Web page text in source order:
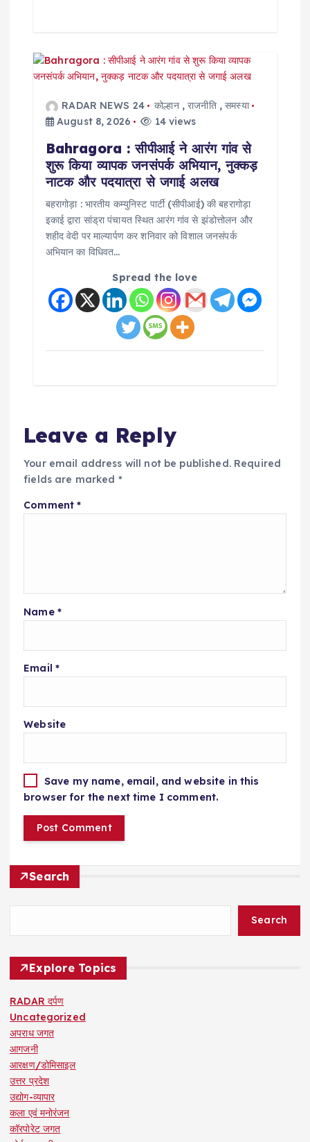
RADAR NEWS 24 कोल्हान,राजनीति,समस्या
August 8, 2026
14 views
Bahragora : सीपीआई ने आरंग गांव से
शुरू किया व्यापक जनसंपर्क अभियान, नुक्कड़
नाटक और पदयात्रा से जगाई अलख
बहरागोड़ा : भारतीय कम्युनिस्ट पार्टी (सीपीआई) की बहरागोड़ा
इकाई द्वारा सांड्रा पंचायत स्थित आरंग गांव से झंडोत्तोलन और
शहीद वेदी पर माल्यार्पण कर शनिवार को विशाल जनसंपर्क
अभियान का विधिवत…
Spread the love
Leave a Reply
Your email address will not be published. Required
fields are marked *
Comment*
Name *
Email *
Website
Save my name, email, and website in this
browser for the next time I comment.
Search
Search
Explore Topics
RADAR दर्पण
Uncategorized
अपराध जगत
आगजनी
आरक्षण/डोमिसाइल
उत्तर प्रदेश
उद्योग-व्यापार
कला एवं मनोरंजन
कॉरपोरेट जगत